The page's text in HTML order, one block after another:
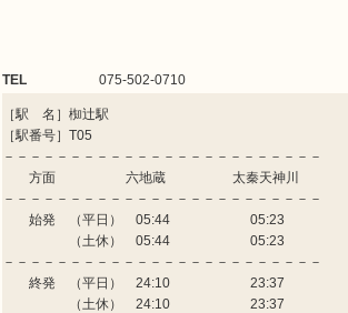
TEL 075-502-0710
［駅 名］椥辻駅
［駅番号］T05
－－－－－－－－－－－－－－－－－－－－－－－－
方面 六地蔵 太秦天神川
－－－－－－－－－－－－－－－－－－－－－－－－
始発 （平日） 05:44 05:23
（土休） 05:44 05:23
－－－－－－－－－－－－－－－－－－－－－－－－
終発 （平日） 24:10 23:37
（土休） 24:10 23:37